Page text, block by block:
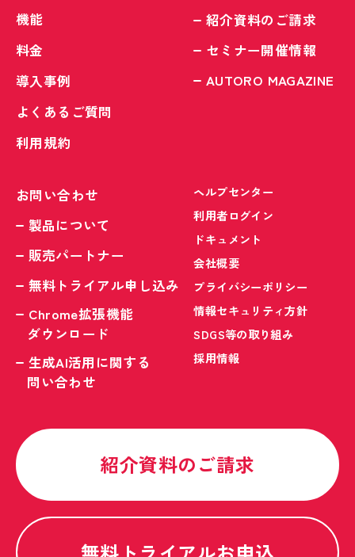
機能
料金
導入事例
よくあるご質問
利用規約
紹介資料のご請求
セミナー開催情報
AUTORO MAGAZINE
お問い合わせ
製品について
販売パートナー
無料トライアル申し込み
Chrome拡張機能
ダウンロード
生成AI活用に関する
問い合わせ
ヘルプセンター
利用者ログイン
ドキュメント
会社概要
プライバシーポリシー
情報セキュリティ方針
SDGS等の取り組み
採用情報
紹介資料のご請求